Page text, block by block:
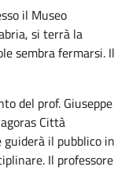
il Museo
si terrà la
sembra fermarsi. Il
del prof. Giuseppe
Città
il pubblico in
Il professore